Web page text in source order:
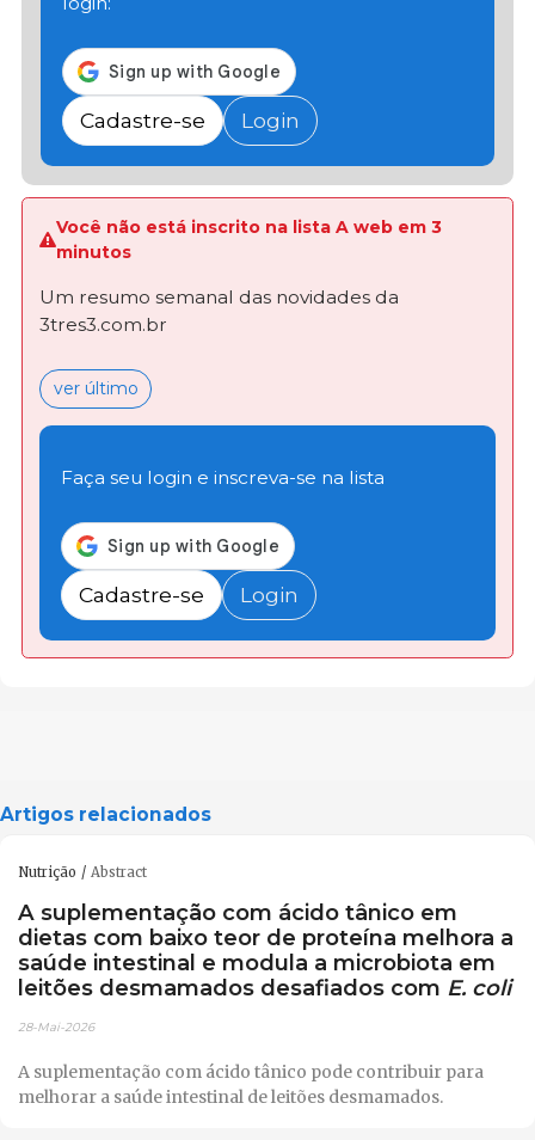
Cadastre-se Login
Você não está inscrito na lista A web em 3
minutos
Um resumo semanal das novidades da
3tres3.com.br
ver último
Faça seu login e inscreva-se na lista
Cadastre-se Login
Artigos relacionados
Nutrição Abstract
A suplementação com ácido tânico em
dietas com baixo teor de proteína melhora a
saúde intestinal e modula a microbiota em
leitões desmamados desafiados com E. coli
28-Mai-2026
A suplementação com ácido tânico pode contribuir para
melhorar a saúde intestinal de leitões desmamados.